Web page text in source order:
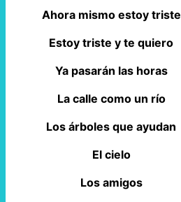
Ahora mismo estoy triste
Estoy triste y te quiero
Ya pasarán las horas
La calle como un río
Los árboles que ayudan
El cielo
Los amigos